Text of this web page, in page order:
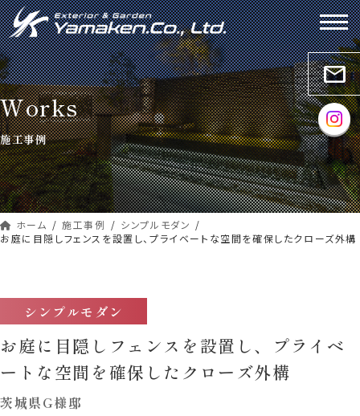
コ
ン
テ
ン
ツ
へ
ス
キ
ッ
プ
ナ
ビ
ゲ
ー
シ
ョ
ン
に
移
動
施工事例
Works
ホーム 施工事例
シンプルモダン
お庭に目隠しフェンスを設置し、プライベートな空間を確保したクローズ外構
シンプルモダン
お庭に目隠しフェンスを設置し、プライベ
ートな空間を確保したクローズ外構
茨城県G様邸
mail